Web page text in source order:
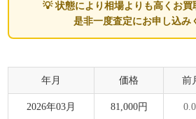
💡 状態により相場よりも高くお買
是非一度査定にお申し込み
年月 価格 前
2026年03月 81,000円